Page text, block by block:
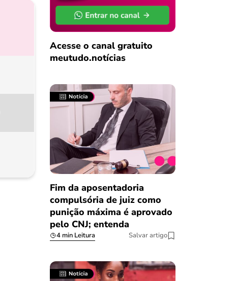
Acesse o canal gratuito
meutudo.notícias
Fim da aposentadoria
compulsória de juiz como
punição máxima é aprovado
pelo CNJ; entenda
4 min Leitura Salvar artigo